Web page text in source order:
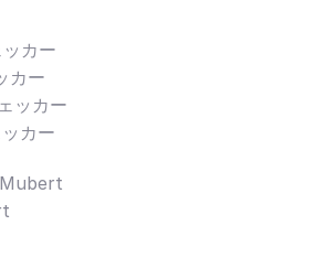
カー
カー
ッカー
カー
Mubert